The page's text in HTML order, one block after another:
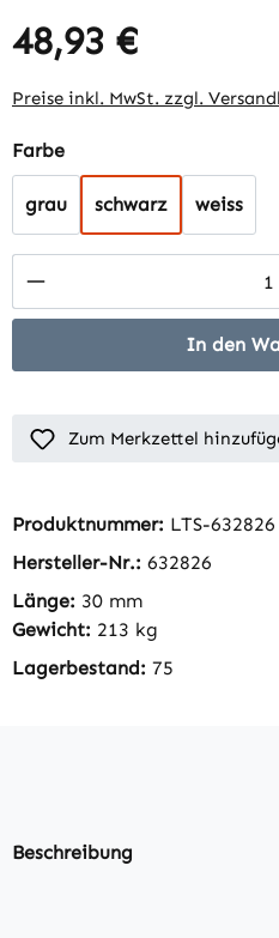
Regulärer Preis:
48,93 €
Preise inkl. MwSt. zzgl.
Farbeauswählen
grau schwarz weiss
Produkt Anzahl: Gib
In den
Zum Merkzettel
Produktnummer: LTS-632826
Hersteller-Nr.: 632826
Länge: 30 mm
Gewicht: 213 kg
Lagerbestand: 75
Beschreibung